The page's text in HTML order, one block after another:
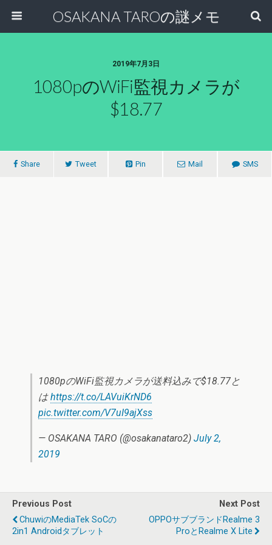
OSAKANA TAROの謎メモ
2019年7月3日
1080pのWiFi監視カメラが
$18.77
Share Tweet Pin Mail SMS
1080pのWiFi監視カメラが送料込みで$18.77と
はhttps://t.co/LAVuiKrND6
pic.twitter.com/V7uI9ajXss
— OSAKANA TARO (@osakanataro2) July 2,
2019
Previous Post
ChuwiのMediaTek SoCの
2in1 Androidタブレット
Next Post
OPPOサブブランドRealme 3
ProとRealme X Lite